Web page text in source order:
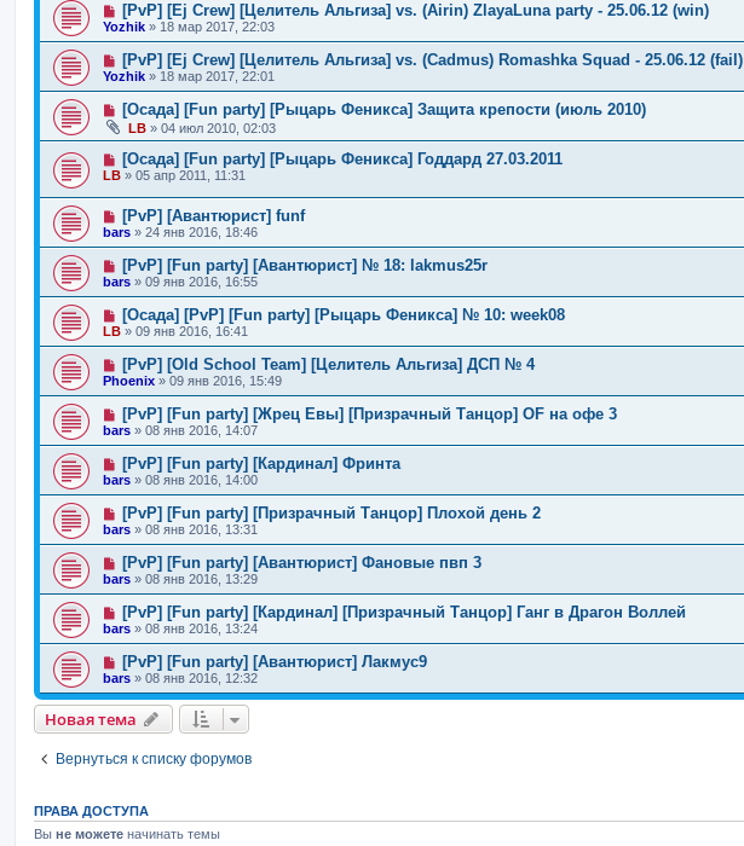
[PvP] [Ej Crew] [Целитель Альгиза] vs. (Airin) ZlayaLuna party - 25.06.12 (win)
Yozhik » 18 мар 2017, 22:03
[PvP] [Ej Crew] [Целитель Альгиза] vs. (Cadmus) Romashka Squad - 25.06.12 (fail)
Yozhik » 18 мар 2017, 22:01
[Осада] [Fun party] [Рыцарь Феникса] Защита крепости (июль 2010)
LB » 04 июл 2010, 02:03
[Осада] [Fun party] [Рыцарь Феникса] Годдард 27.03.2011
LB » 05 апр 2011, 11:31
[PvP] [Авантюрист] funf
bars » 24 янв 2016, 18:46
[PvP] [Fun party] [Авантюрист] № 18: lakmus25r
bars » 09 янв 2016, 16:55
[Осада] [PvP] [Fun party] [Рыцарь Феникса] № 10: week08
LB » 09 янв 2016, 16:41
[PvP] [Old School Team] [Целитель Альгиза] ДСП № 4
Phoenix » 09 янв 2016, 15:49
[PvP] [Fun party] [Жрец Евы] [Призрачный Танцор] OF на офе 3
bars » 08 янв 2016, 14:07
[PvP] [Fun party] [Кардинал] Фринта
bars » 08 янв 2016, 14:00
[PvP] [Fun party] [Призрачный Танцор] Плохой день 2
bars » 08 янв 2016, 13:31
[PvP] [Fun party] [Авантюрист] Фановые пвп 3
bars » 08 янв 2016, 13:29
[PvP] [Fun party] [Кардинал] [Призрачный Танцор] Ганг в Драгон Воллей
bars » 08 янв 2016, 13:24
[PvP] [Fun party] [Авантюрист] Лакмус9
bars » 08 янв 2016, 12:32
Новая тема
Вернуться к списку форумов
ПРАВА ДОСТУПА
Вы не можете начинать темы